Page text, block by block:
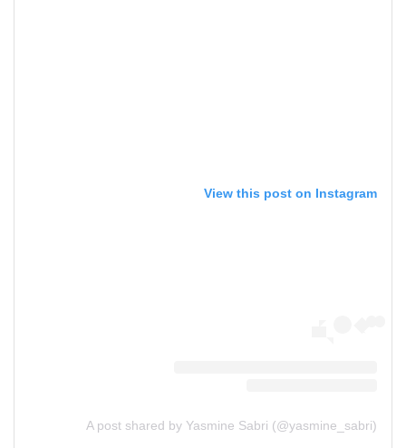
View this post on Instagram
A post shared by Yasmine Sabri (@yasmine_sabri)